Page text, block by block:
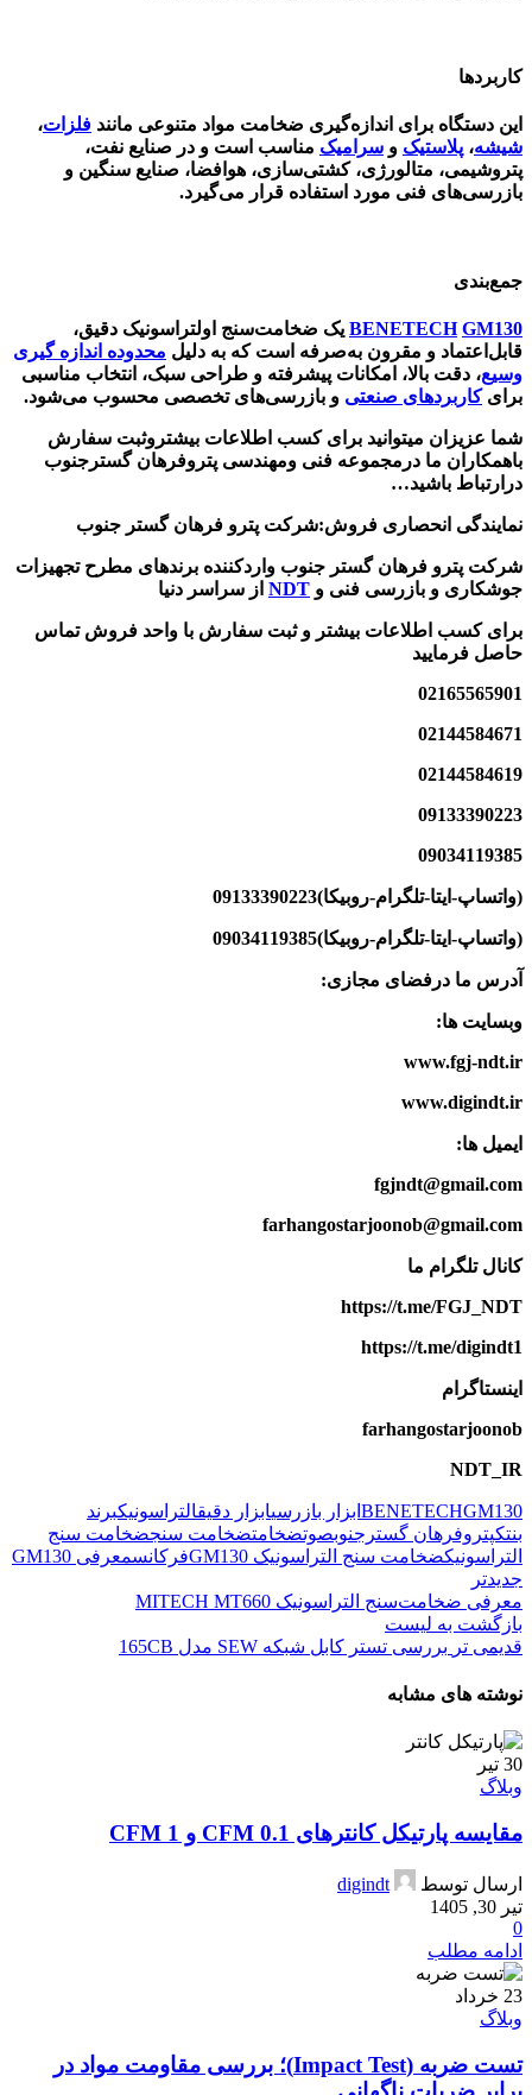
کاربردها
این دستگاه برای اندازه‌گیری ضخامت مواد متنوعی مانند فلزات،
شیشه، پلاستیک و سرامیک مناسب است و در صنایع نفت،
پتروشیمی، متالورژی، کشتی‌سازی، هوافضا، صنایع سنگین و
بازرسی‌های فنی مورد استفاده قرار می‌گیرد.
جمع‌بندی
BENETECH GM130
یک ضخامت‌سنج اولتراسونیک دقیق،
قابل‌اعتماد و مقرون‌ به‌صرفه است که به دلیل محدوده اندازه‌ گیری
وسیع، دقت بالا، امکانات پیشرفته و طراحی سبک، انتخاب مناسبی
برایکاربردهای صنعتی و بازرسی‌های تخصصی محسوب می‌شود.
شما عزیزان میتوانید برای کسب اطلاعات بیشتروثبت سفارش
باهمکاران ما درمجموعه فنی ومهندسی پتروفرهان گسترجنوب
درارتباط باشید…
نمایندگی انحصاری فروش:شرکت پترو فرهان گستر جنوب
شرکت پترو فرهان گستر جنوب واردکننده برند‌های مطرح تجهیزات
جوشکاری و بازرسی فنی و NDT از سراسر دنیا
برای کسب اطلاعات بیشتر و ثبت سفارش با واحد فروش تماس
حاصل فرمایید
02165565901
02144584671
02144584619
09133390223
09034119385
(واتساپ-ایتا-تلگرام-روبیکا)09133390223
(واتساپ-ایتا-تلگرام-روبیکا)09034119385
آدرس ما درفضای مجازی:
وبسایت ها:
www.fgj-ndt.ir
www.digindt.ir
ایمیل ها:
fgjndt@gmail.com
farhangostarjoonob@gmail.com
کانال تلگرام ما
https://t.me/FGJ_NDT
https://t.me/digindt1
اینستاگرام
farhangostarjoonob
NDT_IR
BENETECHGM130 ابزار بازرسیابزار دقیقالتراسونیکبرند
بنتکپتروفرهان گسترجنوبصوتضخامتضخامت سنجضخامت سنج
التراسونیکضخامت سنج التراسونیک GM130 فرکانسمعرفی GM130
جدیدتر
معرفی ضخامت‌سنج التراسونیک MITECH MT660
بازگشت به لیست
قدیمی تر بررسی تستر کابل شبکه SEW مدل 165CB
نوشته های مشابه
30 تیر
وبلاگ
مقایسه پارتیکل کانترهای 0.1 CFM و 1 CFM
ارسال توسط
digindt
تیر 30, 1405
0
ادامه مطلب
23 خرداد
وبلاگ
تست ضربه (Impact Test)؛ بررسی مقاومت مواد در